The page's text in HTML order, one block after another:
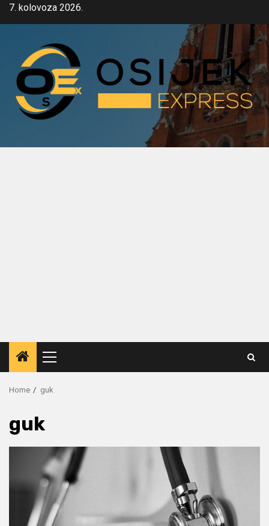
Skip7. kolovoza 2026.
Primary
Menu
Home guk
guk